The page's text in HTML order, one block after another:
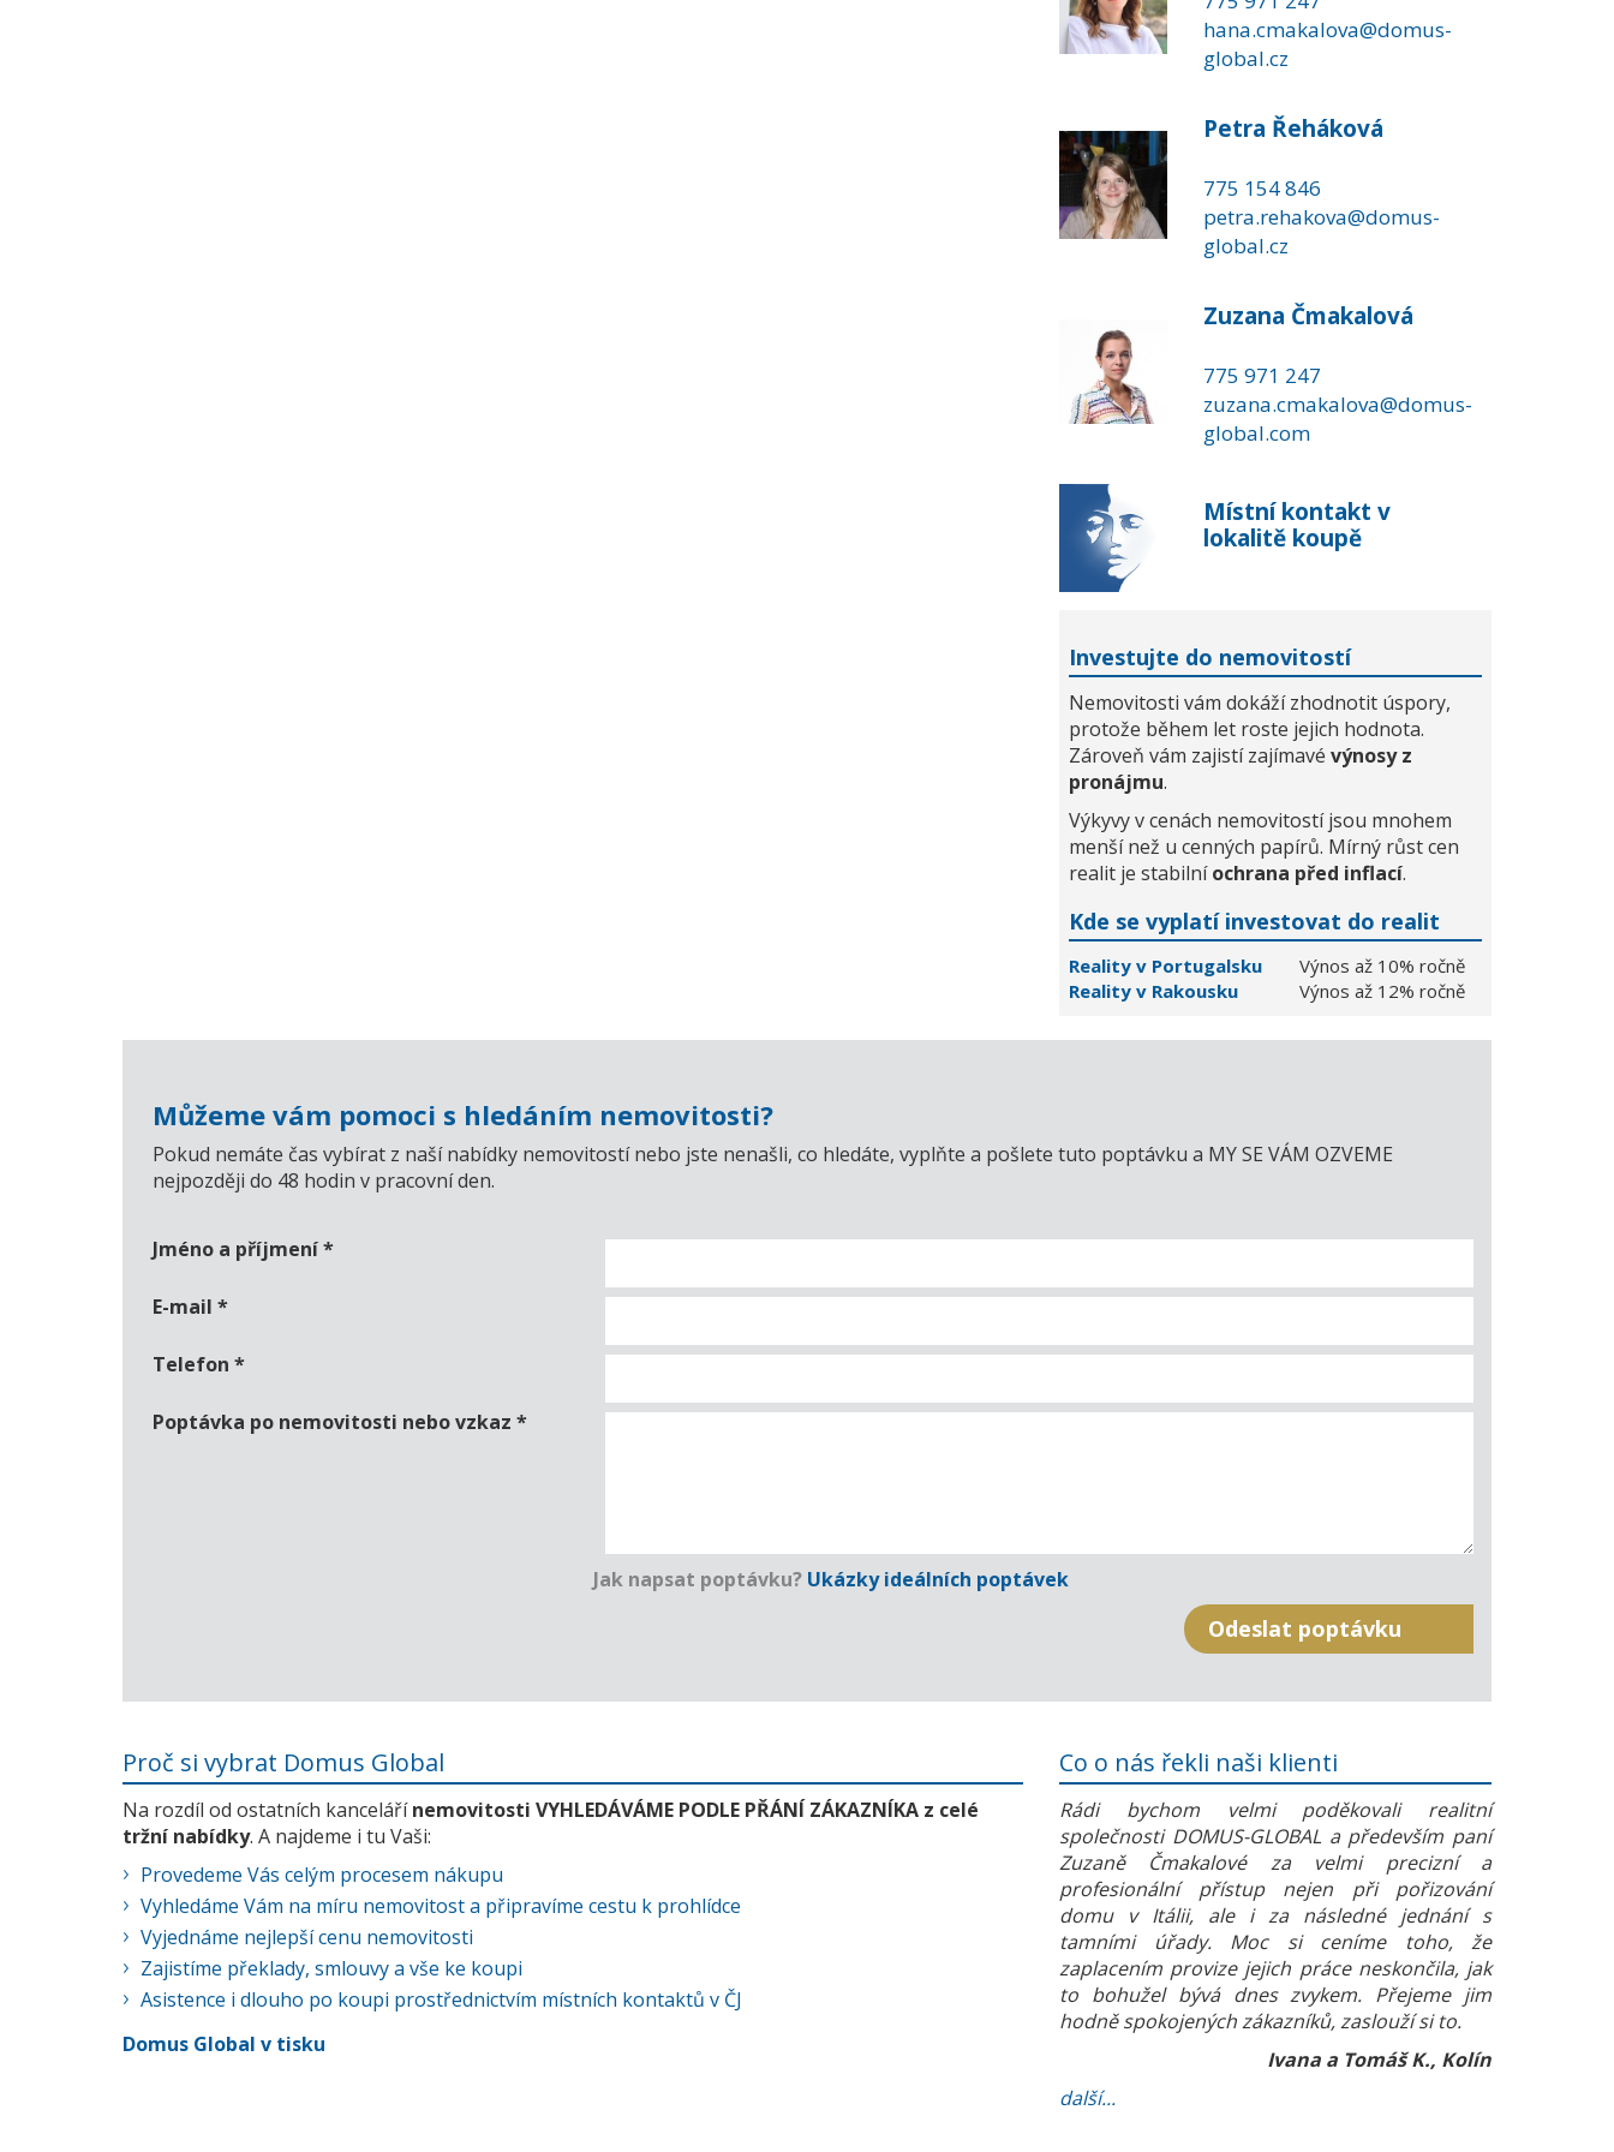
hana.cmakalova@domus-
global.cz
Petra Řeháková
775 154 846
petra.rehakova@domus-
global.cz
Zuzana Čmakalová
775 971 247
zuzana.cmakalova@domus-
global.com
Místní kontakt v
lokalitě koupě
Investujte do nemovitostí
Nemovitosti vám dokáží zhodnotit úspory,
protože během let roste jejich hodnota.
Zároveň vám zajistí zajímavé výnosy z
pronájmu.
Výkyvy v cenách nemovitostí jsou mnohem
menší než u cenných papírů. Mírný růst cen
realit je stabilníochrana před inflací.
Kde se vyplatí investovat do realit
Reality v Portugalsku
Výnos až 10% ročně
Reality v Rakousku
Výnos až 12% ročně
Můžeme vám pomoci s hledáním nemovitosti?
Pokud nemáte čas vybírat z naší nabídky nemovitostí nebo jste nenašli, co hledáte, vyplňte a pošlete tuto poptávku a MY SE VÁM OZVEME
nejpozději do 48 hodin v pracovní den.
Jméno a příjmení*
E-mail *
Telefon *
Poptávka po nemovitosti nebo vzkaz *
Jak napsat poptávku? Ukázky ideálních poptávek
Proč si vybrat Domus Global
Na rozdíl od ostatních kancelářínemovitosti VYHLEDÁVÁME PODLE PŘÁNÍ ZÁKAZNÍKA z celé
tržní nabídky. A najdeme i tu Vaši:
Provedeme Vás celým procesem nákupu
Vyhledáme Vám na míru nemovitost a připravíme cestu k prohlídce
Vyjednáme nejlepší cenu nemovitosti
Zajistíme překlady, smlouvy a vše ke koupi
Asistence i dlouho po koupi prostřednictvím místních kontaktů v ČJ
Domus Global v tisku
Co o nás řekli naši klienti
Rádi bychom velmi poděkovali realitní
společnosti DOMUS-GLOBAL a především paní
Zuzaně Čmakalové za velmi precizní a
profesionální přístup nejen při pořizování
domu v Itálii, ale i za následné jednání s
tamními úřady. Moc si ceníme toho, že
zaplacením provize jejich práce neskončila, jak
to bohužel bývá dnes zvykem. Přejeme jim
hodně spokojených zákazníků, zaslouží si to.
Ivana a Tomáš K., Kolín
další...